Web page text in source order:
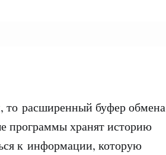
то расширенный буфер обмена
программы хранят историю
к информации, которую